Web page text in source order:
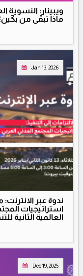
ويبينار: النسوية
ماذا تبقّى من
Jan 13, 2026
ندوة عبر الانترنت:
استراتيجيات
العالمية الثانية
Dec 19, 2025